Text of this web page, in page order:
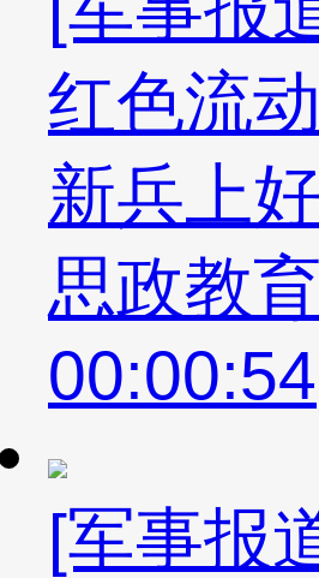
红色流
新兵上
思政教
00:00:54
[军事报